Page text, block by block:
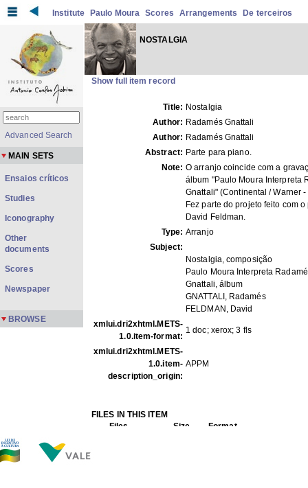
Institute Paulo Moura Scores Arrangements De terceiros
NOSTALGIA
Show full item record
Title: Nostalgia
Author: Radamés Gnattali
Author: Radamés Gnattali
Abstract: Parte para piano.
Note: O arranjo coincide com a
álbum "Paulo Moura Interpreta
Gnattali" (Continental / Warner
Fez parte do projeto feito com
David Feldman.
Type: Arranjo
Subject:
Nostalgia, composição
Paulo Moura Interpreta
Gnattali, álbum
GNATTALI, Radamés
FELDMAN, David
xmlui.dri2xhtml.METS-
1.0.item-format:
1 doc; xerox; 3 fls
xmlui.dri2xhtml.METS-
1.0.item-
description_origin:
APPM
FILES IN THIS ITEM
Files
Size
Format
Advanced Search
MAIN SETS
Ensaios críticos
Studies
Iconography
Other
documents
Scores
Newspaper
BROWSE